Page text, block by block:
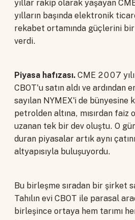
yıllar rakip olarak yaşayan
yılların başında elektronik
rekabet ortamında güçlerini
verdi.
Piyasa hafızası. CME 2007
CBOT'u satın aldı ve ardından
sayılan NYMEX'i de bünyesine
petrolden altına, mısırdan faiz
uzanan tek bir dev oluştu. O
duran piyasalar artık aynı
altyapısıyla buluşuyordu.
Bu birleşme sıradan bir şirket
Tahılın evi CBOT ile parasal
birleşince ortaya hem tarımı